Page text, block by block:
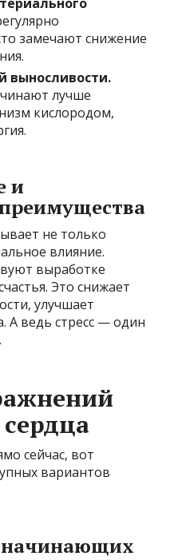
замечают снижение
выносливости.
лучше
кислородом,
и
не только
влияние.
выработке
Это снижает
улучшает
А ведь стресс — один
сейчас, вот
вариантов
начинающих